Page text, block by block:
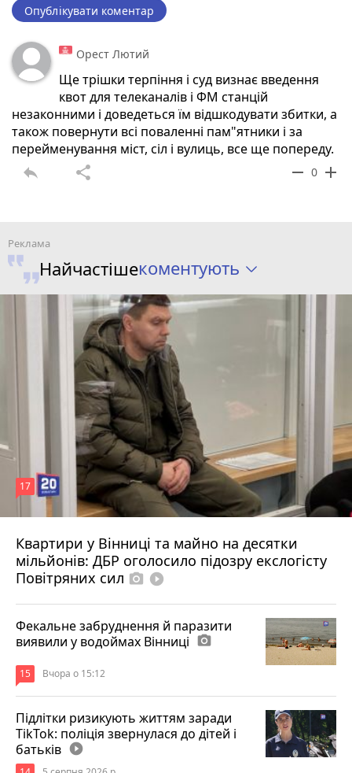
Опублікувати коментар
Орест Лютий
Ще трішки терпіння і суд визнає введення
квот для телеканалів і ФМ станцій
незаконними і доведеться їм відшкодувати збитки, а
також повернути всі поваленні пам"ятники і за
перейменування міст, сіл і вулиць, все ще попереду.
reply share remove 0 add
Найчастішекоментують
Квартири у Вінниці та майно на десятки
мільйонів: ДБР оголосило підозру екслогісту
Повітряних сил photo_camera play_circle_filled
17
6 серпня 2026 р.
Фекальне забруднення й паразити
виявили у водоймах Вінниці photo_camera
15 Вчора о 15:12
Підлітки ризикують життям заради
TikTok: поліція звернулася до дітей і
батьків play_circle_filled